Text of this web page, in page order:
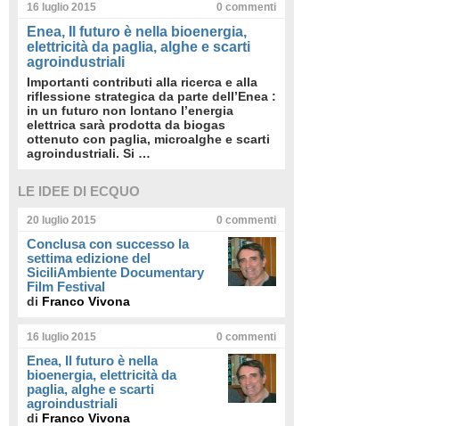
16 luglio 2015 0 commenti
Enea, Il futuro è nella bioenergia,
elettricità da paglia, alghe e scarti
agroindustriali
Importanti contributi alla ricerca e alla
riflessione strategica da parte dell’Enea :
in un futuro non lontano l’energia
elettrica sarà prodotta da biogas
ottenuto con paglia, microalghe e scarti
agroindustriali. Si …
LE IDEE DI ECQUO
20 luglio 2015 0 commenti
Conclusa con successo la
settima edizione del
SiciliAmbiente Documentary
Film Festival
di Franco Vivona
16 luglio 2015 0 commenti
Enea, Il futuro è nella
bioenergia, elettricità da
paglia, alghe e scarti
agroindustriali
di Franco Vivona